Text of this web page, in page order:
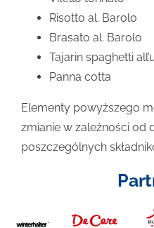
Risotto al. Barolo
Brasato al. Barolo
Tajarin spaghetti
Panna cotta
Elementy powyższego
zmianie w zależności od
poszczególnych